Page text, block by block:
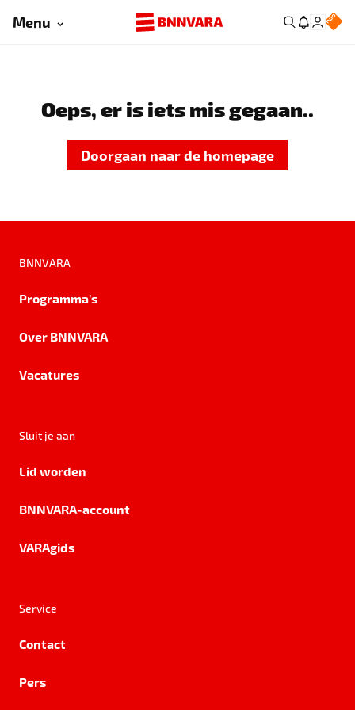
Menu
Oeps, er is iets mis gegaan..
Doorgaan naar de homepage
BNNVARA
Programma's
Over BNNVARA
Vacatures
Sluit je aan
Lid worden
BNNVARA-account
VARAgids
Service
Contact
Pers